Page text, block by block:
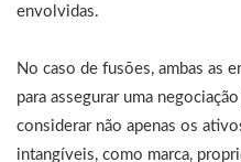
envolvidas.
No caso de fusões, ambas as
para assegurar uma
considerar não apenas os
intangíveis, como marca,